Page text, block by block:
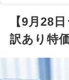
【9月28
訳あり特